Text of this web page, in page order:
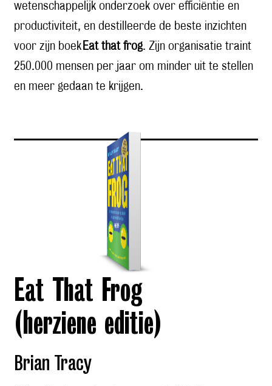
wetenschappelijk onderzoek over efficiëntie en
productiviteit, en destilleerde de beste inzichten
voor zijn boek Eat that frog. Zijn organisatie traint
250.000 mensen per jaar om minder uit te stellen
en meer gedaan te krijgen.
Eat That Frog
(herziene editie)
Brian Tracy